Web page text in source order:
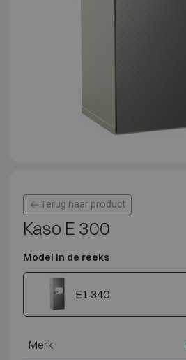
Terug naar product
Kaso E 300
Model in de reeks
E1 340
Merk